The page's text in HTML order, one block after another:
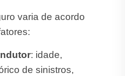
varia de acordo
: idade,
de sinistros,